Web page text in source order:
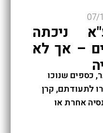
ניכתה
– אך לא
כספים שנוכו
לתעודתם, קרן
אחרת או